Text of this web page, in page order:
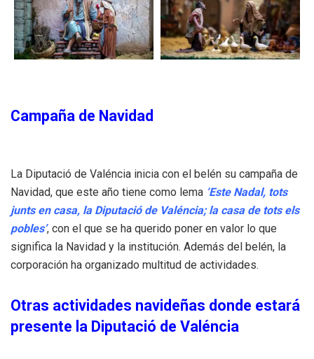
Campaña de Navidad
La Diputació de Valéncia inicia con el belén su campaña de
Navidad, que este año tiene como lema ‘Este Nadal, tots
junts en casa, la Diputació de Valéncia; la casa de tots els
pobles’, con el que se ha querido poner en valor lo que
significa la Navidad y la institución. Además del belén, la
corporación ha organizado multitud de actividades.
Otras actividades navideñas donde estará
presente la Diputació de Valéncia